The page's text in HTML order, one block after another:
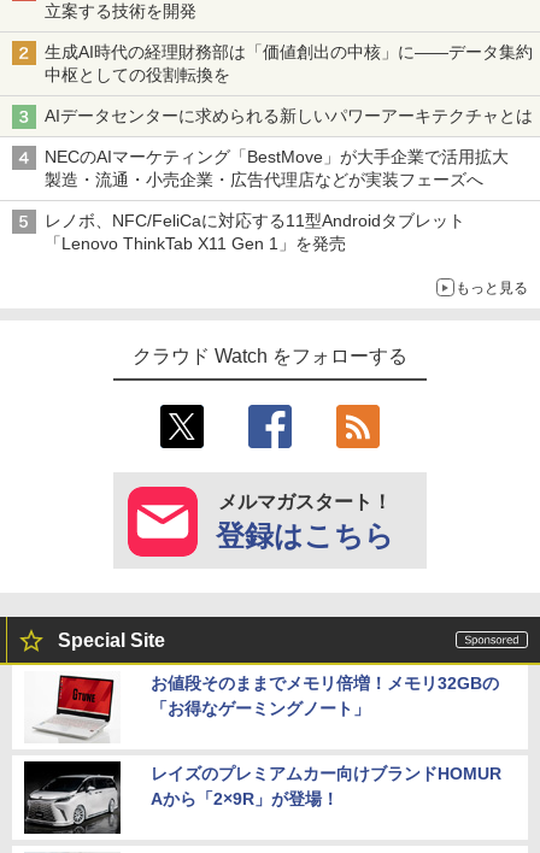
立案する技術を開発
生成AI時代の経理財務部は「価値創出の中核」に――データ集約
中枢としての役割転換を
AIデータセンターに求められる新しいパワーアーキテクチャとは
NECのAIマーケティング「BestMove」が大手企業で活用拡大
製造・流通・小売企業・広告代理店などが実装フェーズへ
レノボ、NFC/FeliCaに対応する11型Androidタブレット
「Lenovo ThinkTab X11 Gen 1」を発売
もっと見る
クラウド Watch をフォローする
メルマガスタート！
登録はこちら
Special Site
お値段そのままでメモリ倍増！メモリ32GBの
「お得なゲーミングノート」
レイズのプレミアムカー向けブランドHOMUR
Aから「2×9R」が登場！